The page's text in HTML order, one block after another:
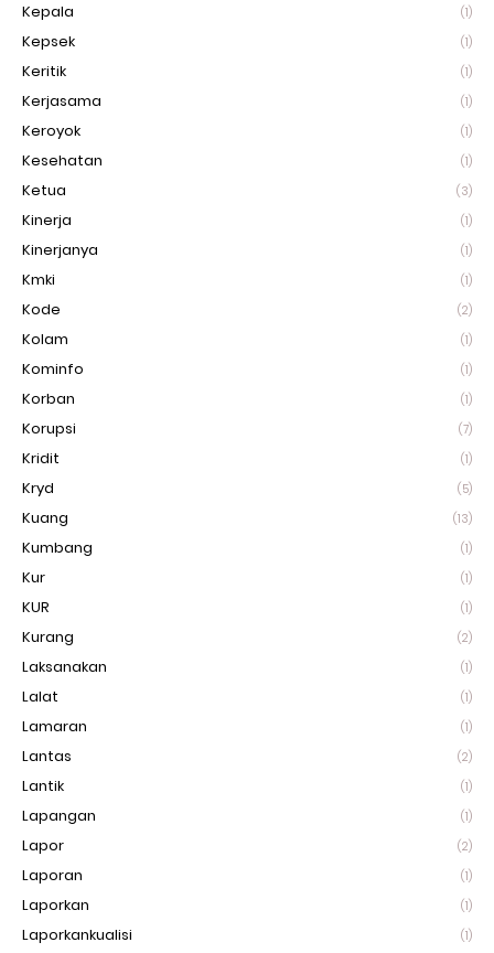
Kepala (1)
Kepsek (1)
Keritik (1)
Kerjasama (1)
Keroyok (1)
Kesehatan (1)
Ketua (3)
Kinerja (1)
Kinerjanya (1)
Kmki (1)
Kode (2)
Kolam (1)
Kominfo (1)
Korban (1)
Korupsi (7)
Kridit (1)
Kryd (5)
Kuang (13)
Kumbang (1)
Kur (1)
KUR (1)
Kurang (2)
Laksanakan (1)
Lalat (1)
Lamaran (1)
Lantas (2)
Lantik (1)
Lapangan (1)
Lapor (2)
Laporan (1)
Laporkan (1)
Laporkankualisi (1)